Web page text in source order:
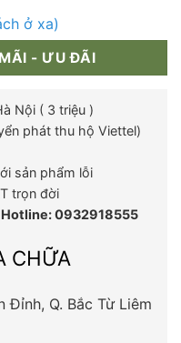
ở xa)
- ƯU ĐÃI
Nội ( 3 triệu )
phát thu hộ Viettel)
sản phẩm lỗi
trọn đời
Hotline: 0932918555
CHỮA
Đỉnh, Q. Bắc Từ Liêm